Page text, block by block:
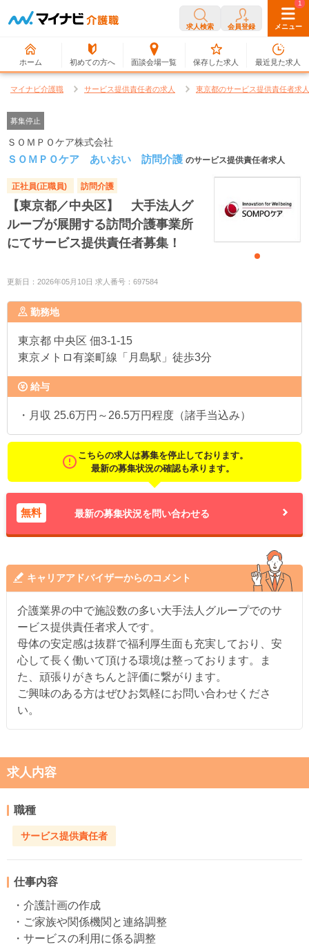
求人検索 会員登録 メニュー
ホーム 初めての方へ 面談会場一覧
0
保存した求人
1
最近見た求人
マイナビ介護職 サービス提供責任者の求人 東京都のサービス提供責任者求人
募集停止
ＳＯＭＰＯケア株式会社
ＳＯＭＰＯケア あいおい 訪問介護 のサービス提供責任者求人
正社員(正職員) 訪問介護
【東京都／中央区】 大手法人グ
ループが展開する訪問介護事業所
にてサービス提供責任者募集！
更新日：2026年05月10日 求人番号：697584
勤務地
東京都 中央区 佃3-1-15
東京メトロ有楽町線「月島駅」徒歩3分
給与
・月収 25.6万円～26.5万円程度（諸手当込み）
こちらの求人は募集を停止しております。
最新の募集状況の確認も承ります。
無料 最新の募集状況を問い合わせる
キャリアアドバイザーからのコメント
介護業界の中で施設数の多い大手法人グループでのサ
ービス提供責任者求人です。
母体の安定感は抜群で福利厚生面も充実しており、安
心して長く働いて頂ける環境は整っております。ま
た、頑張りがきちんと評価に繋がります。
ご興味のある方はぜひお気軽にお問い合わせくださ
い。
求人内容
職種
サービス提供責任者
仕事内容
・介護計画の作成
・ご家族や関係機関と連絡調整
・サービスの利用に係る調整